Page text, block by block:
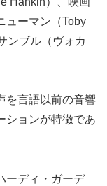
ューマン（Toby
ンブル（ヴォカ
を言語以前の音響
ションが特徴であ
ーディ・ガーデ